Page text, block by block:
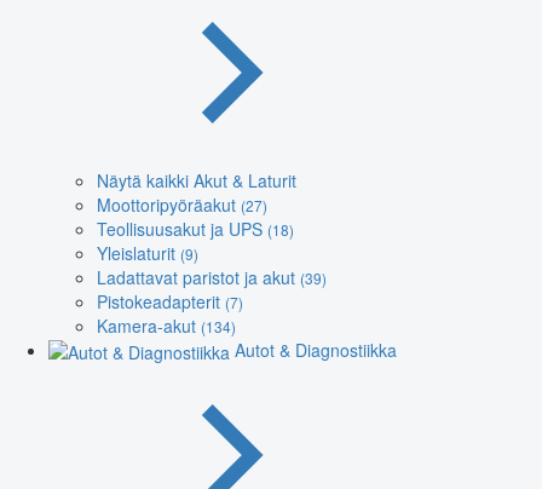
Näytä kaikki Akut & Laturit
Moottoripyöräakut (27)
Teollisuusakut ja UPS (18)
Yleislaturit (9)
Ladattavat paristot ja akut (39)
Pistokeadapterit (7)
Kamera-akut (134)
Autot & Diagnostiikka